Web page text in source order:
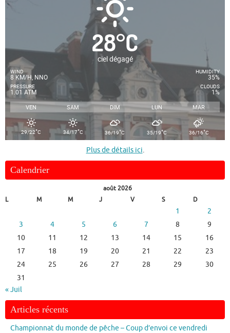
28°C
ciel dégagé
WIND
8 KM/H, NNO
PRESSURE
1.01 ATM
HUMIDITY
35%
CLOUDS
1%
VEN SAM DIM LUN MAR
29/22°C 34/17°C 36/19°C 35/19°C 36/16°C
Plus de détails ici.
Calendrier
août 2026
L
M M J V S D
1
2
3
4 5 6 7 8
9
10
11 12 13 14 15
16
17
18 19 20 21 22
23
24
25 26 27 28 29
30
31
« Juil
Articles récents
Championnat du monde de pêche – Coup d’envoi ce vendredi